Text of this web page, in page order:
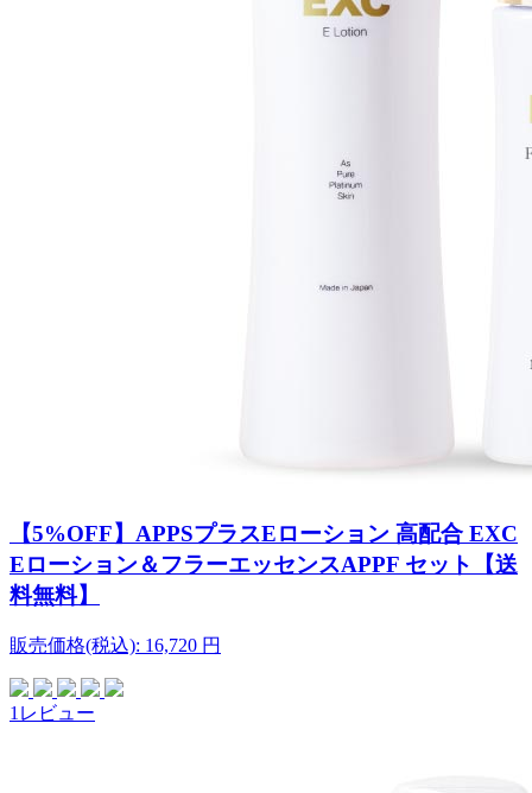
【5%OFF】APPSプラスEローション 高配合 EXC
Eローション＆フラーエッセンスAPPF セット【送
料無料】
販売価格(税込): 16,720 円
1レビュー